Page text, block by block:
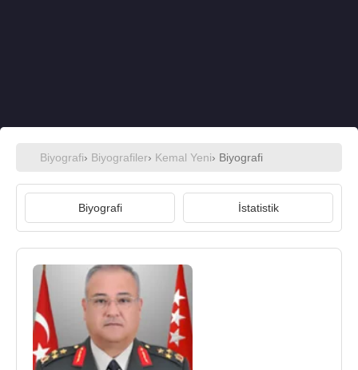
Biyografi› Biyografiler› Kemal Yeni› Biyografi
Biyografi İstatistik